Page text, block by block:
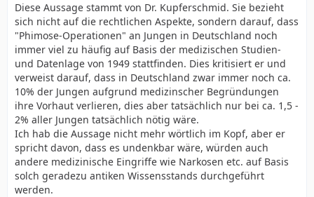
Diese Aussage stammt von Dr. Kupferschmid. Sie bezieht
sich nicht auf die rechtlichen Aspekte, sondern darauf, dass
"Phimose-Operationen" an Jungen in Deutschland noch
immer viel zu häufig auf Basis der medizischen Studien-
und Datenlage von 1949 stattfinden. Dies kritisiert er und
verweist darauf, dass in Deutschland zwar immer noch ca.
10% der Jungen aufgrund medizinscher Begründungen
ihre Vorhaut verlieren, dies aber tatsächlich nur bei ca. 1,5 -
2% aller Jungen tatsächlich nötig wäre.
Ich hab die Aussage nicht mehr wörtlich im Kopf, aber er
spricht davon, dass es undenkbar wäre, würden auch
andere medizinische Eingriffe wie Narkosen etc. auf Basis
solch geradezu antiken Wissensstands durchgeführt
werden.